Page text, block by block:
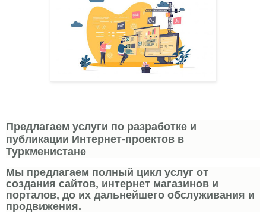
Предлагаем услуги по разработке и
публикации Интернет-проектов в
Туркменистане
Мы предлагаем полный цикл услуг от
создания сайтов, интернет магазинов и
порталов, до их дальнейшего обслуживания и
продвижения.